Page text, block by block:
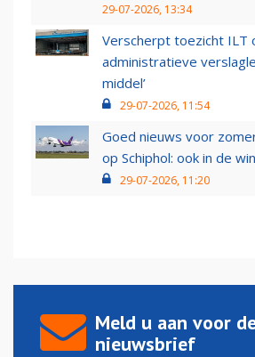
29-07-2026, 13:34
Verscherpt toezicht ILT
administratieve
middel’
29-07-2026, 11:54
Goed nieuws voor
op Schiphol: ook in de
29-07-2026, 11:20
Meld u aan voor
nieuwsbrief